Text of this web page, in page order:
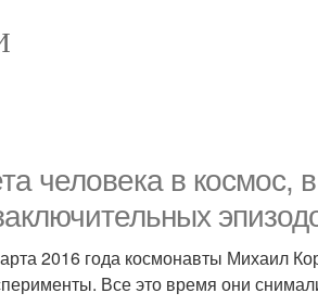
человека в космос,
2016 года космонавты Михаил
Все это время они